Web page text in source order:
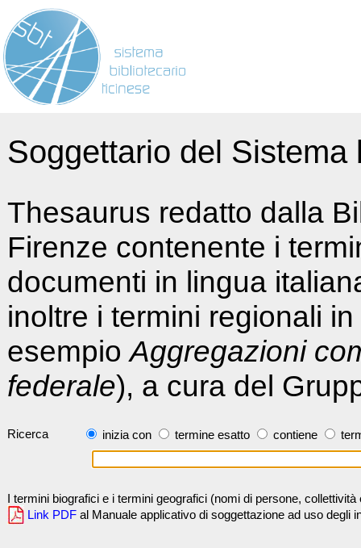
Soggettario del
Thesaurus redatto dalla
Firenze contenente i
documenti in lingua
inoltre i termini regionali
esempioAggregazioni
federale), a cura del
Ricerca inizia con termine esatto contiene
I termini biografici e i termini geografici (nomi di persone,
Link PDF al Manuale applicativo di soggettazione ad uso degli